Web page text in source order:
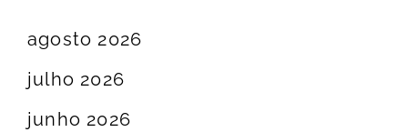
agosto 2026
julho 2026
junho 2026